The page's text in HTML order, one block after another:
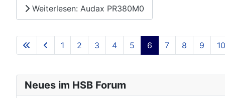
Neues im HSB Forum
Weiterlesen: Audax PR380M0
1 2 3 4 5 6 7 8 9 10